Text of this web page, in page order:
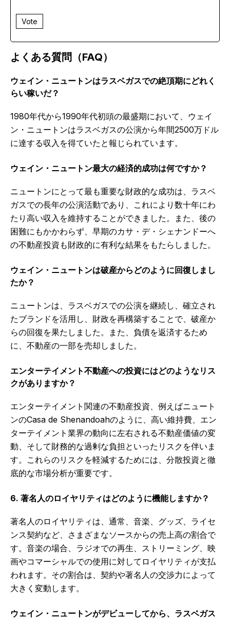
Vote
よくある質問（FAQ）
ウェイン・ニュートンはラスベガスでの絶頂期にどれく
らい稼いだ？
1980年代から1990年代初頭の最盛期において、ウェイ
ン・ニュートンはラスベガスの公演から年間2500万ドル
に達する収入を得ていたと報じられています。
ウェイン・ニュートン最大の経済的成功は何ですか？
ニュートンにとって最も重要な財政的な成功は、ラスベ
ガスでの長年の公演活動であり、これにより数十年にわ
たり高い収入を維持することができました。また、後の
困難にもかかわらず、早期のカサ・デ・シェナンドーへ
の不動産投資も財政的に有利な結果をもたらしました。
ウェイン・ニュートンは破産からどのように回復しまし
たか？
ニュートンは、ラスベガスでの公演を継続し、確立され
たブランドを活用し、財政を再構築することで、破産か
らの回復を果たしました。また、負債を返済するため
に、不動産の一部を売却しました。
エンターテイメント不動産への投資にはどのようなリス
クがありますか？
エンターテイメント関連の不動産投資、例えばニュート
ンのCasa de Shenandoahのように、高い維持費、エン
ターテイメント業界の動向に左右される不動産価値の変
動、そして財務的な過剰な負担といったリスクを伴いま
す。これらのリスクを軽減するためには、分散投資と徹
底的な市場分析が重要です。
6. 著名人のロイヤリティはどのように機能しますか？
著名人のロイヤリティは、通常、音楽、グッズ、ライセ
ンス契約など、さまざまなソースからの売上高の割合で
す。音楽の場合、ラジオでの再生、ストリーミング、映
画やコマーシャルでの使用に対してロイヤリティが支払
われます。その割合は、契約や著名人の交渉力によって
大きく変動します。
ウェイン・ニュートンがデビューしてから、ラスベガス